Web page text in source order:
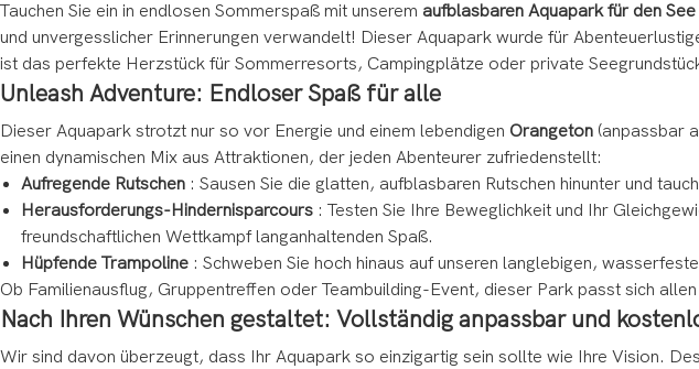
Tauchen Sie ein in endlosen Sommerspaß mit unserem aufblasbaren Aquapark für den See
und unvergesslicher Erinnerungen verwandelt! Dieser Aquapark wurde für
ist das perfekte Herzstück für Sommerresorts, Campingplätze oder private
Unleash Adventure: Endloser Spaß für alle
Dieser Aquapark strotzt nur so vor Energie und einem lebendigen Orangeton (anpassbar
einen dynamischen Mix aus Attraktionen, der jeden Abenteurer zufriedenstellt:
Aufregende Rutschen : Sausen Sie die glatten, aufblasbaren Rutschen hinunter und
Herausforderungs-Hindernisparcours : Testen Sie Ihre Beweglichkeit und Ihr
freundschaftlichen Wettkampf langanhaltenden Spaß.
Hüpfende Trampoline : Schweben Sie hoch hinaus auf unseren langlebigen,
Ob Familienausflug, Gruppentreffen oder Teambuilding-Event, dieser Park passt sich
Nach Ihren Wünschen gestaltet: Vollständig anpassbar und
Wir sind davon überzeugt, dass Ihr Aquapark so einzigartig sein sollte wie Ihre Vision.